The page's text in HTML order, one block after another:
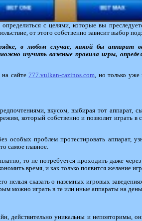
с целями, которые вы
от этого собственно зависит выбор
в любом случае, какой бы аппарат
изучить важные правила игры,
сайте 777.vulkan-cazinos.com, но только уже
вкусом, выбирая тот аппарат,
который собственно и позволит играть в
проблем протестировать аппарат,
самое главное.
то не потребуется проходить даже
время, и как только появится желание
сказать о наземных игровых
можно играть в те или иные аппараты на
действительно уникальны и неповторимы,